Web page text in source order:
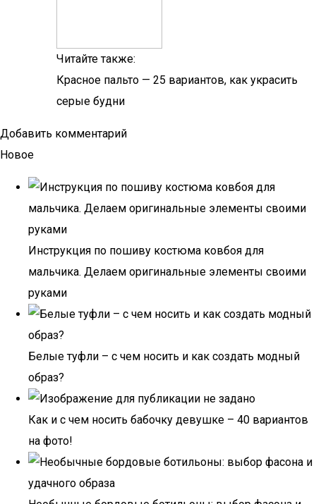
Читайте также:
Красное пальто — 25 вариантов, как украсить
серые будни
Добавить комментарий
Новое
Инструкция по пошиву костюма ковбоя для
мальчика. Делаем оригинальные элементы своими
руками
Белые туфли – с чем носить и как создать модный
образ?
Как и с чем носить бабочку девушке – 40 вариантов
на фото!